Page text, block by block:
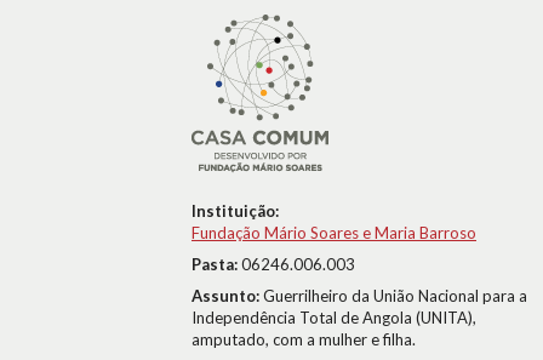
Instituição:
Fundação Mário Soares e Maria Barroso
Pasta:06246.006.003
Assunto:Guerrilheiro da União Nacional para a
Independência Total de Angola (UNITA),
amputado, com a mulher e filha.